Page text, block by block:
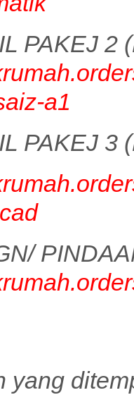
PAKEJ 2
a1
PAKEJ 3
yang